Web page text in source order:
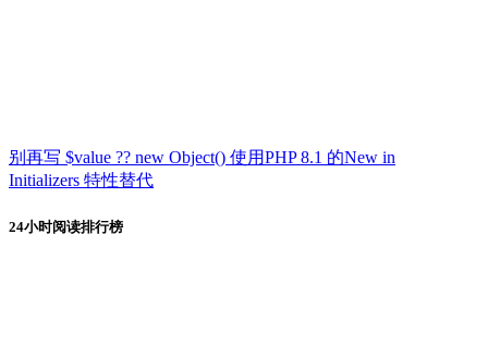
别再写 $value ?? new Object() 使用PHP 8.1 的New in
Initializers 特性替代
24小时阅读排行榜